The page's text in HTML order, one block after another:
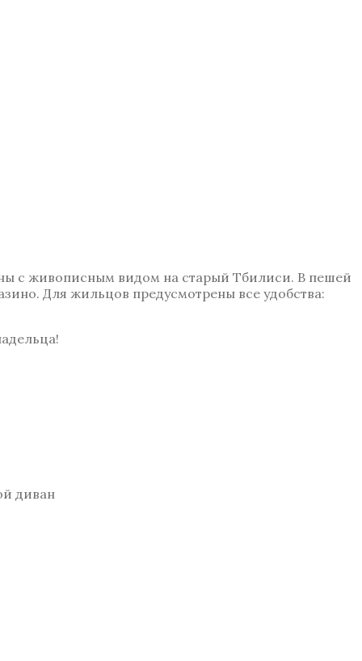
с живописным видом на старый Тбилиси. В пешей
Для жильцов предусмотрены все удобства:
диван